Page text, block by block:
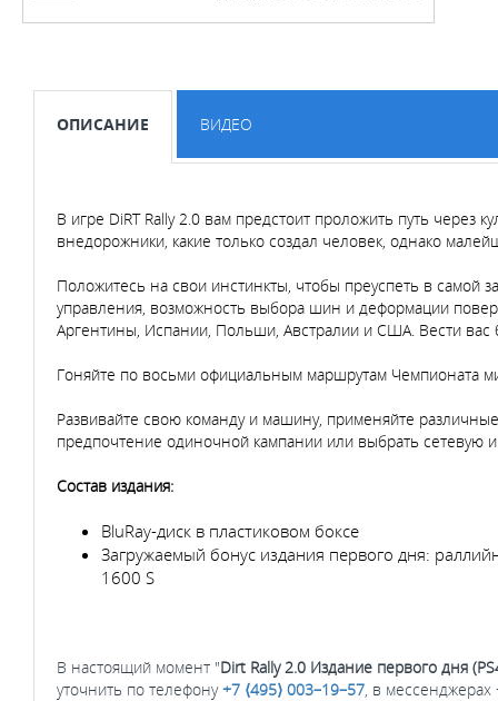
ОПИСАНИЕ ВИДЕО
В игре DiRT Rally 2.0 вам предстоит проложить путь
внедорожники, какие только создал человек, однако
Положитесь на свои инстинкты, чтобы преуспеть в
управления, возможность выбора шин и деформации
Аргентины, Испании, Польши, Австралии и США. Вести вас
Гоняйте по восьми официальным маршрутам Чемпионата
Развивайте свою команду и машину, применяйте
предпочтение одиночной кампании или выбрать сетевую
Состав издания:
BluRay-диск в пластиковом боксе
Загружаемый бонус издания первого дня:
1600 S
В настоящий момент "Dirt Rally 2.0 Издание первого дня
уточнить по телефону+7 ⟨495⟩ 003–19–57 , в